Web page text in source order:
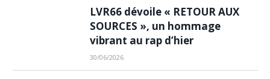
LVR66 dévoile « RETOUR AUX
SOURCES », un hommage
vibrant au rap d’hier
30/06/2026